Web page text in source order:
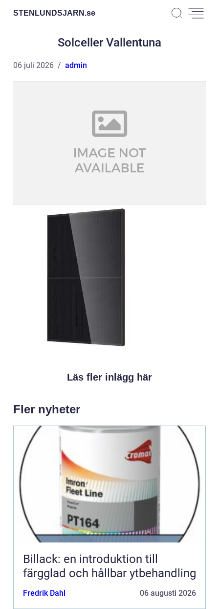
STENLUNDSJARN.se
Solceller Vallentuna
06 juli 2026 admin
Läs fler inlägg här
Fler nyheter
Billack: en introduktion till
färgglad och hållbar ytbehandling
Fredrik Dahl 06 augusti 2026